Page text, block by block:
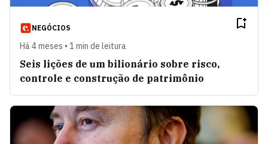
NEGÓCIOS
Há 4 meses • 1 min de leitura
Seis lições de um bilionário sobre risco,
controle e construção de patrimônio